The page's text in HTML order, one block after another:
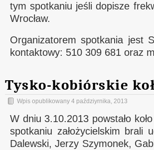
tym spotkaniu jeśli dopisze
Wrocław.
Organizatorem spotkania jest
kontaktowy: 510 309 681 oraz
Tysko-kobiórskie
Wpis opublikowany 4 paździyrnika, 2013
W dniu 3.10.2013 powstało
spotkaniu założycielskim brali
Dalewski, Jerzy Szymonek,